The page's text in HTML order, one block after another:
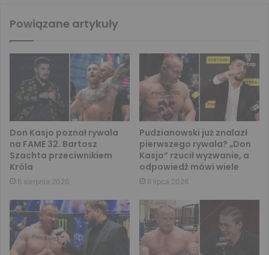
Powiązane artykuły
Don Kasjo poznał rywala
na FAME 32. Bartosz
Szachta przeciwnikiem
Króla
6 sierpnia 2026
Pudzianowski już znalazł
pierwszego rywala? „Don
Kasjo” rzucił wyzwanie, a
odpowiedź mówi wiele
8 lipca 2026